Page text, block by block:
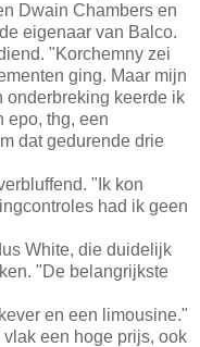
Dwain Chambers en
eigenaar van Balco.
"Korchemny zei
ging. Maar mijn
onderbreking keerde ik
epo, thg, een
dat gedurende drie
"Ik kon
had ik geen
White, die duidelijk
"De belangrijkste
en een limousine."
een hoge prijs, ook